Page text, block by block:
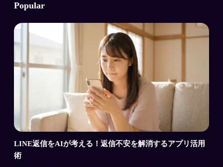
Popular
LINE返信をAIが考える！返信不安を解消するアプリ活用
術